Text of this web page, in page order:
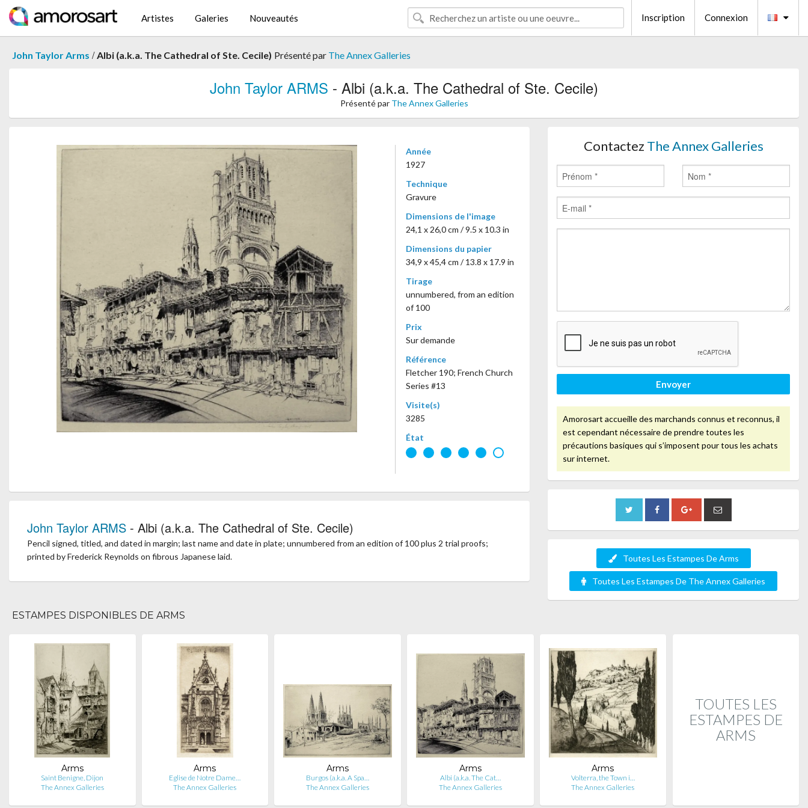
Artistes Galeries Nouveautés Inscription Connexion
John Taylor Arms /Albi (a.k.a. The Cathedral of Ste. Cecile) Présenté par The Annex Galleries
John Taylor ARMS - Albi (a.k.a. The Cathedral of Ste. Cecile)
Présenté par The Annex Galleries
Année
1927
Technique
Gravure
Dimensions de l'image
24,1 x 26,0 cm / 9.5 x 10.3 in
Dimensions du papier
34,9 x 45,4 cm / 13.8 x 17.9 in
Tirage
unnumbered, from an edition
of 100
Prix
Sur demande
Référence
Fletcher 190; French Church
Series #13
Visite(s)
3285
État
John Taylor ARMS - Albi (a.k.a. The Cathedral of Ste. Cecile)
Pencil signed, titled, and dated in margin; last name and date in plate; unnumbered from an edition of 100 plus 2 trial proofs;
printed by Frederick Reynolds on fibrous Japanese laid.
Contactez The Annex Galleries
Envoyer
Amorosart accueille des marchands connus et reconnus, il
est cependant nécessaire de prendre toutes les
précautions basiques qui s’imposent pour tous les achats
sur internet.
Toutes Les Estampes De Arms
Toutes Les Estampes De The Annex Galleries
ESTAMPES DISPONIBLES DE ARMS
Arms
Saint Benigne, Dijon
The Annex Galleries
Arms
Eglise de Notre Dame…
The Annex Galleries
Arms
Burgos (a.k.a. A Spa…
The Annex Galleries
Arms
Albi (a.k.a. The Cat…
The Annex Galleries
Arms
Volterra, the Town i…
The Annex Galleries
TOUTES LES
ESTAMPES DE
ARMS